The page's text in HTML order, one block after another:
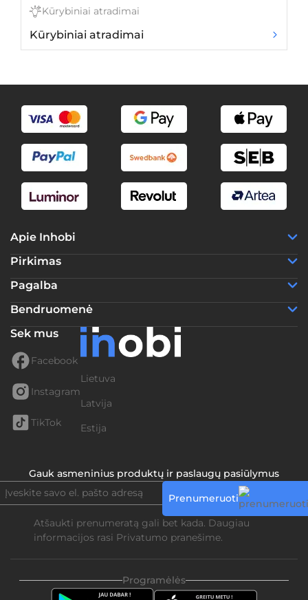
Kūrybiniai atradimai
Kūrybiniai atradimai
Apie Inhobi
Pirkimas
Pagalba
Bendruomenė
Sek mus
Facebook
Instagram
TikTok
Lietuva
Latvija
Estija
Gauk asmeninius produktų ir paslaugų pasiūlymus
Prenumeruoti
Atšaukti prenumeratą gali bet kada. Daugiau
informacijos rasi Privatumo pranešime.
Programėlės